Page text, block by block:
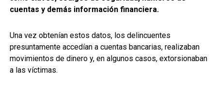
cuentas y demás información financiera.
Una vez obtenían estos datos, los delincuentes
presuntamente accedían a cuentas bancarias, realizaban
movimientos de dinero y, en algunos casos, extorsionaban
a las víctimas.